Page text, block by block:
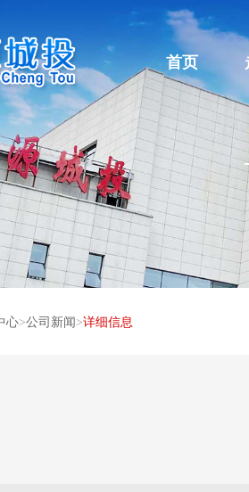
首页
心>公司新闻 >详细信息